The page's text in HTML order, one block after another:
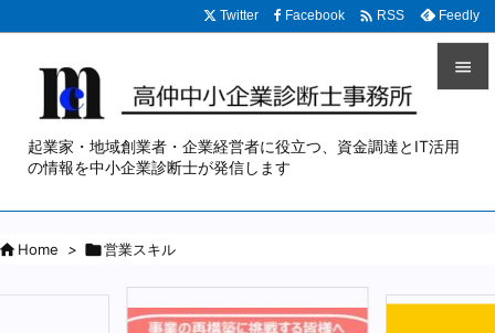
起業家・地域創業者・企業経営者に役立つ、資金調達とIT活用
の情報を中小企業診断士が発信します

次へ
Twitter Facebook  RSS Feedly
Home > 営業スキル